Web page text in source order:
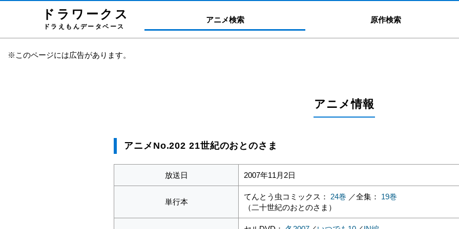
ドラワーク ス
ドラえもんデータベース
アニメ検索 原作検索
※このページには広告があります。
アニメ情報
アニメNo.202 21世紀のおとのさま
放送日 2007年11月2日
単行本
てんとう虫コミックス： 24巻 ／全集： 19巻
（二十世紀のおとのさま）